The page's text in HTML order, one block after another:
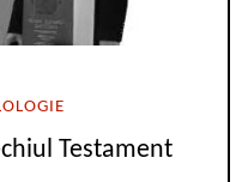
Testament